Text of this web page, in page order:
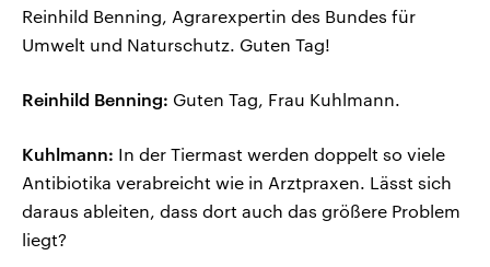
Reinhild Benning, Agrarexpertin des Bundes für
Umwelt und Naturschutz. Guten Tag!
Reinhild Benning: Guten Tag, Frau Kuhlmann.
Kuhlmann: In der Tiermast werden doppelt so viele
Antibiotika verabreicht wie in Arztpraxen. Lässt sich
daraus ableiten, dass dort auch das größere Problem
liegt?